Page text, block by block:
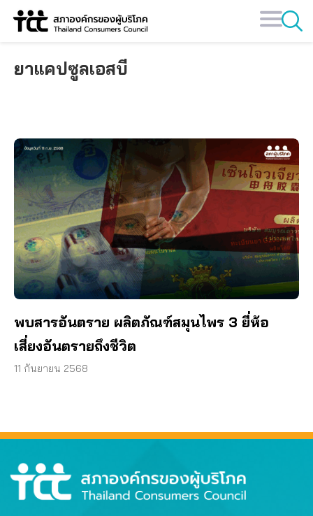
Skip
ยาแคปซูลเอสบี
พบสารอันตราย ผลิตภัณฑ์สมุนไพร 3 ยี่ห้อ
เสี่ยงอันตรายถึงชีวิต
11 กันยายน 2568